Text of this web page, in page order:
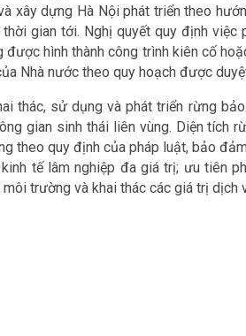
xây dựng Hà Nội phát triển theo
gian tới. Nghị quyết quy định
được hình thành công trình kiên cố
Nhà nước theo quy hoạch được
thác, sử dụng và phát triển rừng
gian sinh thái liên vùng. Diện tích
theo quy định của pháp luật, bảo
tế lâm nghiệp đa giá trị; ưu tiên
trường và khai thác các giá trị